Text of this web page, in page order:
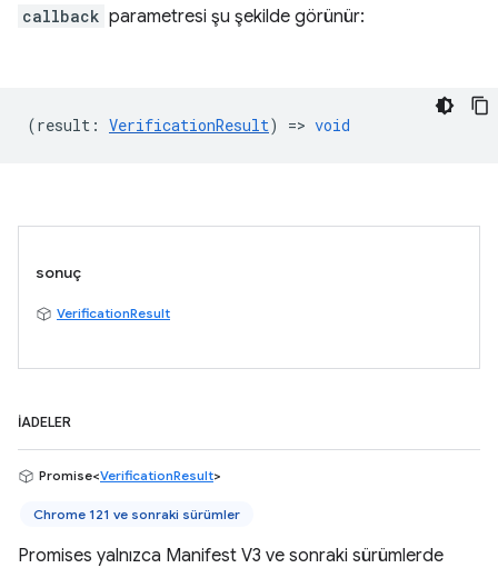
callback parametresi şu şekilde görünür:
(result : VerificationResult) => void
sonuç
VerificationResult
İADELER
Promise<VerificationResult>
Chrome 121 ve sonraki sürümler
Promises yalnızca Manifest V3 ve sonraki sürümlerde